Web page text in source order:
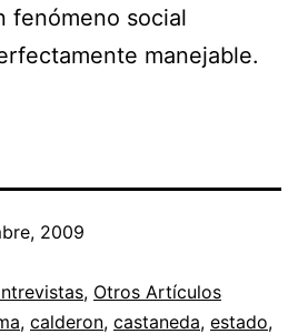
fenómeno social
manejable.
2009
, Otros Artículos
, calderon, castaneda, estado,